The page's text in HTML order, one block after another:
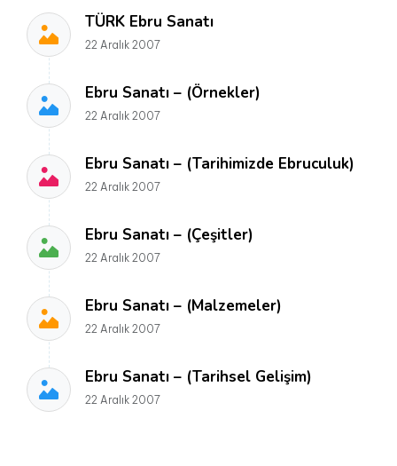
TÜRK Ebru Sanatı
22 Aralık 2007
Ebru Sanatı – (Örnekler)
22 Aralık 2007
Ebru Sanatı – (Tarihimizde Ebruculuk)
22 Aralık 2007
Ebru Sanatı – (Çeşitler)
22 Aralık 2007
Ebru Sanatı – (Malzemeler)
22 Aralık 2007
Ebru Sanatı – (Tarihsel Gelişim)
22 Aralık 2007